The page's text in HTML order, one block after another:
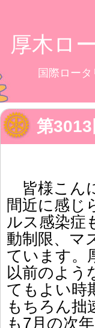
厚木ロ
国際ロー
第
皆様こん
間近に感じ
ルス感染症
動制限、マ
ています。
以前のよう
てもよい時
もちろん拙
も7月の次